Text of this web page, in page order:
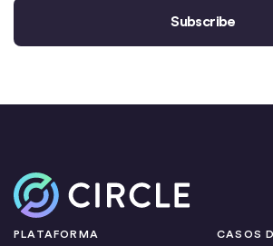
Inicio
PLATAFORMA CASOS